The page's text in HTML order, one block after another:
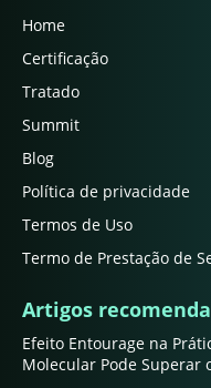
Home
Certificação
Tratado
Summit
Blog
Política de privacidade
Termos de Uso
Termo de Prestação de
Artigos
Efeito Entourage na
Molecular Pode Superar